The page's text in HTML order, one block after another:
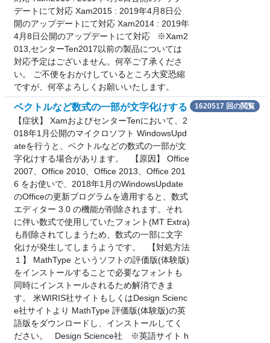
デートにて対応 Xam2015 : 2019年4月8日公
開のアップデートにて対応 Xam2014 : 2019年
4月8日公開のアップデートにて対応 ※Xam2
013,センターTen2017以前の製品については
対応予定はございません。何卒ご了承くださ
い。 ご不便をおかけしているところ大変恐縮
ですが、何卒よろしくお願いいたします。
ベクトルなど数式の一部が文字化けする
【症状】 XamおよびセンターTenにおいて、2
018年1月公開のマイクロソフト WindowsUpd
ateを行うと、ベクトルなどの数式の一部が文
字化けする場合があります。 【原因】 Office
2007、Office 2010、Office 2013、Office 201
6 をお使いで、2018年1月のWindowsUpdate
のOfficeの更新プログラムを適用すると、数式
エディター 3.0 の機能が削除されます。それ
に伴い数式で使用していたフォント(MT Extra)
も削除されてしまうため、数式の一部に文字
化けが発生してしまうようです。 【対処方法
１】 MathType というソフトの評価版(体験版)
をインストールすることで必要なフォントも
同時にインストールされるため解消できま
す。 米WIRIS社サイトもしくはDesign Scienc
e社サイトより MathType 評価版(体験版)の英
語版をダウンロードし、インストールしてく
ださい。 Design Science社 ※英語サイト h
1620517 回の閲覧